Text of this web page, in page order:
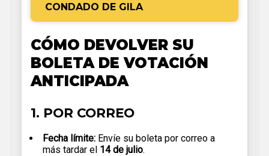
CONDADO DE GILA
CÓMO DEVOLVER SU
BOLETA DE VOTACIÓN
ANTICIPADA
1. POR CORREO
Fecha límite: Envíe su boleta por correo a
más tardar el 14 de julio.